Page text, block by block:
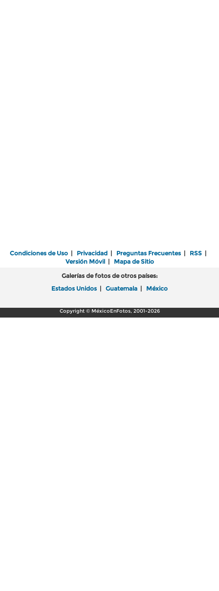
Condiciones de Uso | Privacidad | Preguntas Frecuentes | RSS |
Versión Móvil| Mapa de Sitio
Galerías de fotos de otros países:
Estados Unidos | Guatemala | México
Copyright © MéxicoEnFotos, 2001-2026